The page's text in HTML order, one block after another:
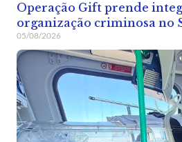
Operação Gift prende
organização criminosa no
05/08/2026